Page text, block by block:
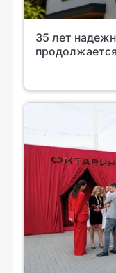
35 лет
продолжается